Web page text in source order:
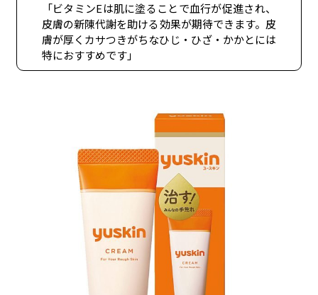
「ビタミンEは肌に塗ることで血行が促進され、
皮膚の新陳代謝を助ける効果が期待できます。皮
膚が厚くカサつきがちなひじ・ひざ・かかとには
特におすすめです」